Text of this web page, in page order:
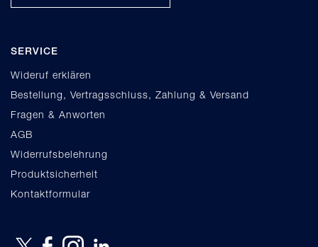
SERVICE
Wideruf erklären
Bestellung, Vertragsschluss, Zahlung & Versand
Fragen & Anworten
AGB
Widerrufsbelehrung
Produktsicherheit
Kontaktformular